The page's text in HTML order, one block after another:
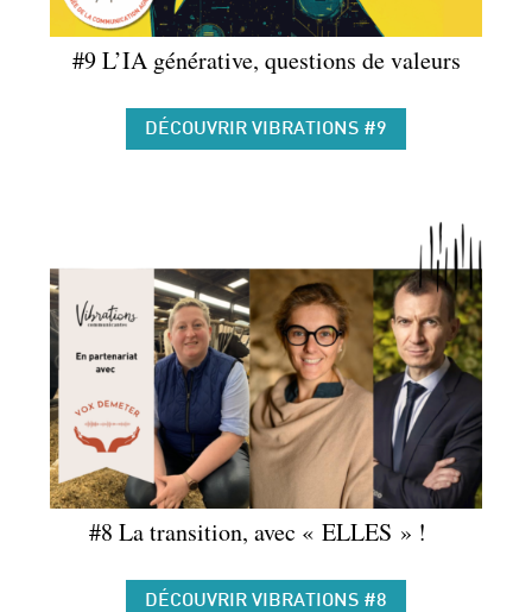
#9 L’IA générative, questions de valeurs
DÉCOUVRIR VIBRATIONS #9
#8 La transition, avec « ELLES » !
DÉCOUVRIR VIBRATIONS #8